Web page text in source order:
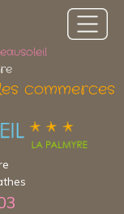
commerces